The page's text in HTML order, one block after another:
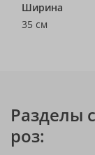
Ширина
35 см
Разделы
роз: